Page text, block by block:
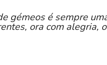
gémeos é sempre
ora com alegria,